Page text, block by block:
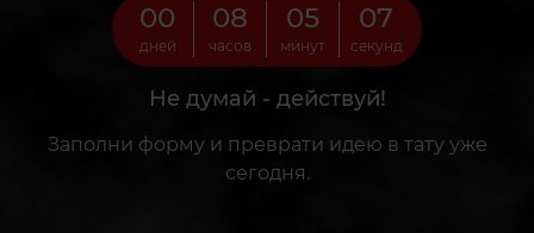
00
дней
08
часов
05
минут
05
секунд
Не думай - действуй!
Заполни форму и преврати идею в тату уже
сегодня.